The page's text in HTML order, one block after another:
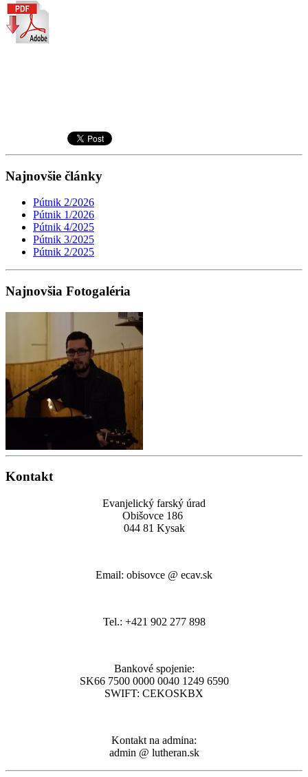
Najnovšie články
Pútnik 2/2026
Pútnik 1/2026
Pútnik 4/2025
Pútnik 3/2025
Pútnik 2/2025
Najnovšia Fotogaléria
Kontakt
Evanjelický farský úrad
Obišovce 186
044 81 Kysak
Email: obisovce @ ecav.sk
Tel.: +421 902 277 898
Bankové spojenie:
SK66 7500 0000 0040 1249 6590
SWIFT: CEKOSKBX
Kontakt na admina:
admin @ lutheran.sk